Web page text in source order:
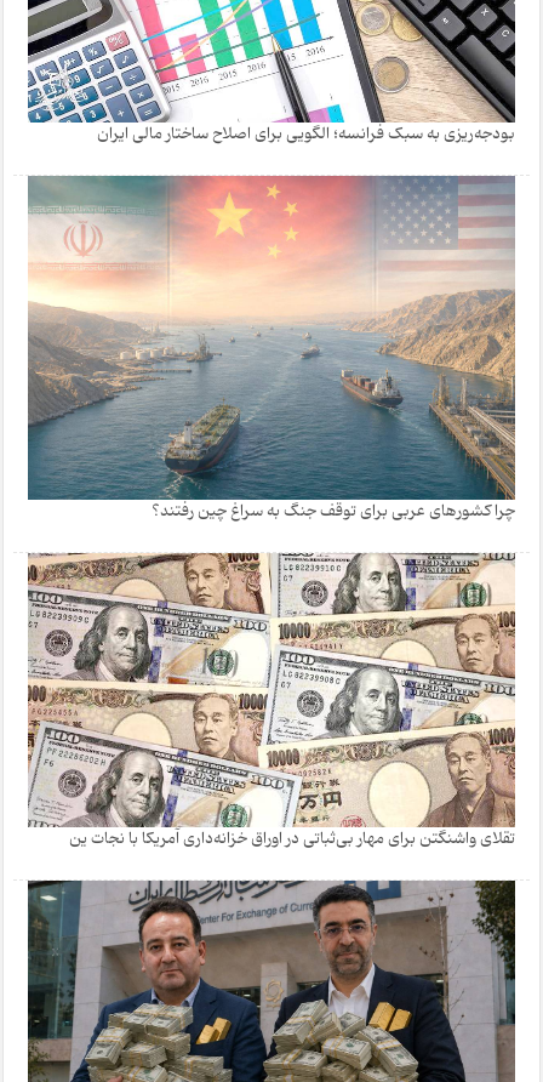
بودجه‌ریزی به سبک فرانسه؛ الگویی برای اصلاح ساختار مالی ایران
چرا کشورهای عربی برای توقف جنگ به سراغ چین رفتند؟
تقلای واشنگتن برای مهار بی‌ثباتی در اوراق خزانه‌داری آمریکا با نجات ین